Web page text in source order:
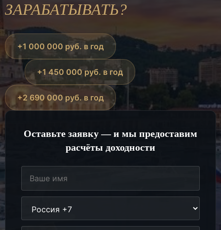
ЗАРАБАТЫВАТЬ?
+1 000 000 руб. в год
+1 450 000 руб. в год
+2 690 000 руб. в год
Оставьте заявку — и мы предоставим
расчёты доходности